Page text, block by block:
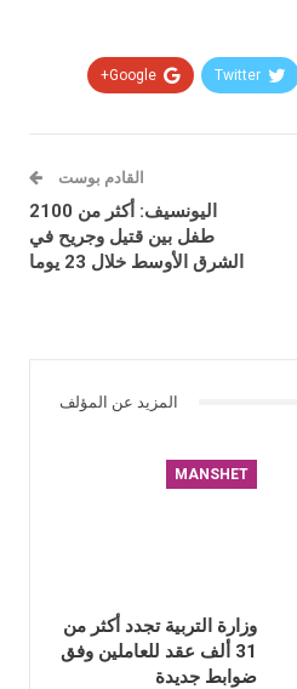
Twitter
Google+
القادم بوست
اليونسيف: أكثر من 2100
طفل بين قتيل وجريح في
الشرق الأوسط خلال 23 يوما
المزيد عن المؤلف
MANSHET
وزارة التربية تجدد أكثر من
31 ألف عقد للعاملين وفق
ضوابط جديدة